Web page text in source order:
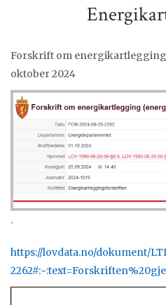
Forskrift om
oktober 2024
.
https://lovdata.no/dokument/